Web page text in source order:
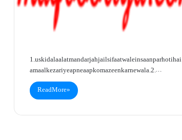
1. uski dalaalat mandarjah jail sifaat wale insaan par hoti hai
amaal ke zariye apne aap ko mazeen karne wala.2.…
Read More »